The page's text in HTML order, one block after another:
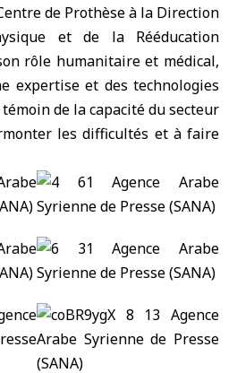
de Prothèse à la Direction
et de la Rééducation
rôle humanitaire et médical,
expertise et des technologies
de la capacité du secteur
les difficultés et à faire